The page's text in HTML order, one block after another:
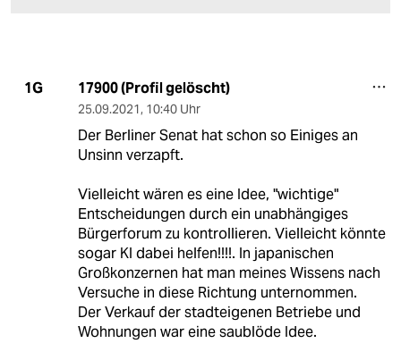
1G 17900 (Profil gelöscht)
25.09.2021, 10:40 Uhr
Der Berliner Senat hat schon so Einiges an
Unsinn verzapft.
Vielleicht wären es eine Idee, "wichtige"
Entscheidungen durch ein unabhängiges
Bürgerforum zu kontrollieren. Vielleicht könnte
sogar KI dabei helfen!!!!. In japanischen
Großkonzernen hat man meines Wissens nach
Versuche in diese Richtung unternommen.
Der Verkauf der stadteigenen Betriebe und
Wohnungen war eine saublöde Idee.